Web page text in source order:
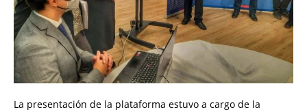
La presentación de la plataforma estuvo a cargo de la